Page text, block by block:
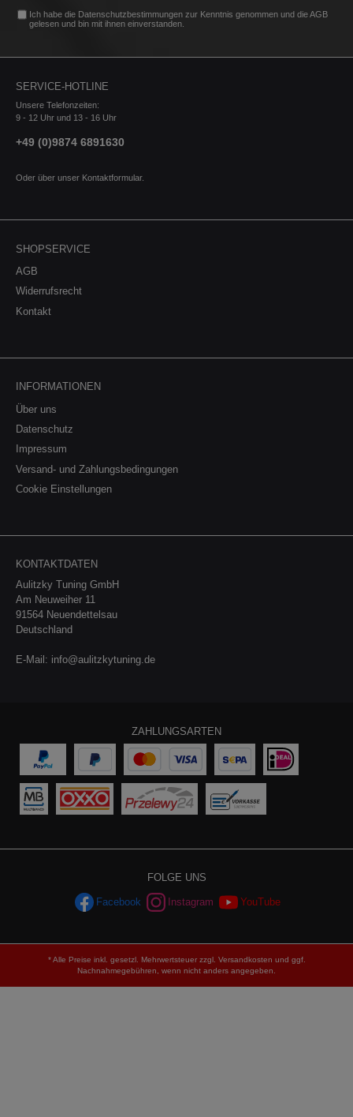
Ich habe die Datenschutzbestimmungen zur Kenntnis genommen und dieAGB
gelesen und bin mit ihnen einverstanden.
SERVICE-HOTLINE
Unsere Telefonzeiten:
9 - 12 Uhr und 13 - 16 Uhr
+49 (0)9874 6891630
Oder über unser Kontaktformular.
SHOPSERVICE
AGB
Widerrufsrecht
Kontakt
INFORMATIONEN
Über uns
Datenschutz
Impressum
Versand- und Zahlungsbedingungen
Cookie Einstellungen
KONTAKTDATEN
Aulitzky Tuning GmbH
Am Neuweiher 11
91564 Neuendettelsau
Deutschland
E-Mail: info@aulitzkytuning.de
ZAHLUNGSARTEN
FOLGE UNS
Facebook Instagram YouTube
* Alle Preise inkl. gesetzl. Mehrwertsteuer zzgl. Versandkosten und ggf.
Nachnahmegebühren, wenn nicht anders angegeben.